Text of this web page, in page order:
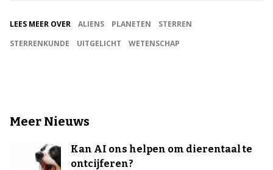
LEES MEER OVER ALIENS PLANETEN
STERREN
STERRENKUNDE
UITGELICHT WETENSCHAP
Meer Nieuws
Kan AI ons helpen om dierentaal te
ontcijferen?